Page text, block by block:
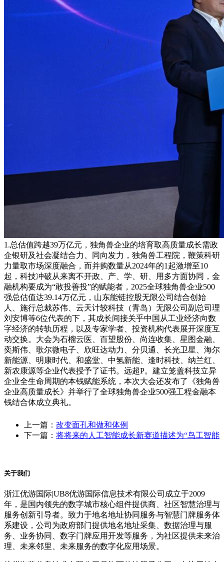
1.总估值跨越39万亿元，独角兽企业的培育取高质量成长需政
企银研及社会凝结合力、同向发力，独角兽工程院，鞭策科研
力量取市场深度融合，而并购数量从2024年的1起激增至10
起，科技冲破从来离不开政、产、学、研、用多方面协同，金
融机构要成为“敢投善投”的赋能者，2025全球独角兽企业500
强总估值达39.14万亿元，山东能链控股无限公司结合创始
人、施行总裁苏伟、云天计较科技（青岛）无限公司副总司理
刘安博等6位代表的下，其成长间接关乎中国从工业经济向数
字经济的转轨历程，以及专家学者、投资机构代表展开深度互
动交换。大会为石榴云医、百望股份、尚连收集、星图金融、
奕斯伟、歌尔微电子、欣旺达动力、分贝通、长光卫星、海尔
新能源、明康时代、和盛堂、中氢新能、逢时科技、纳兰红、
新农康源等企业代表授予了证书。远超P。建立笼盖科技立异
企业全生命周期的本钱赋能系统，本次大会还发布了《独角兽
企业高质量成长》并举行了全球独角兽企业500强工程金融本
钱结合体成立典礼。
上一篇： 改变面孔和做和体例
下一篇： 将将来的人工智能成长新赛道描述为“鸟工智能
关于我们
浙江优游国际|UB8优游国际信息技术有限公司成立于2009
年，是国内领先的数字城市核心组件提供商、社区智慧治理与
服务创新引导者。致力于地名地址协同服务与智慧门牌服务体
系建设，公司为政府部门提供地名地址采集、数据治理与服
务、业务协同、数字门牌应用开发等服务，为社区提供未来治
理、未来邻里、未来服务的数字化应用场景。